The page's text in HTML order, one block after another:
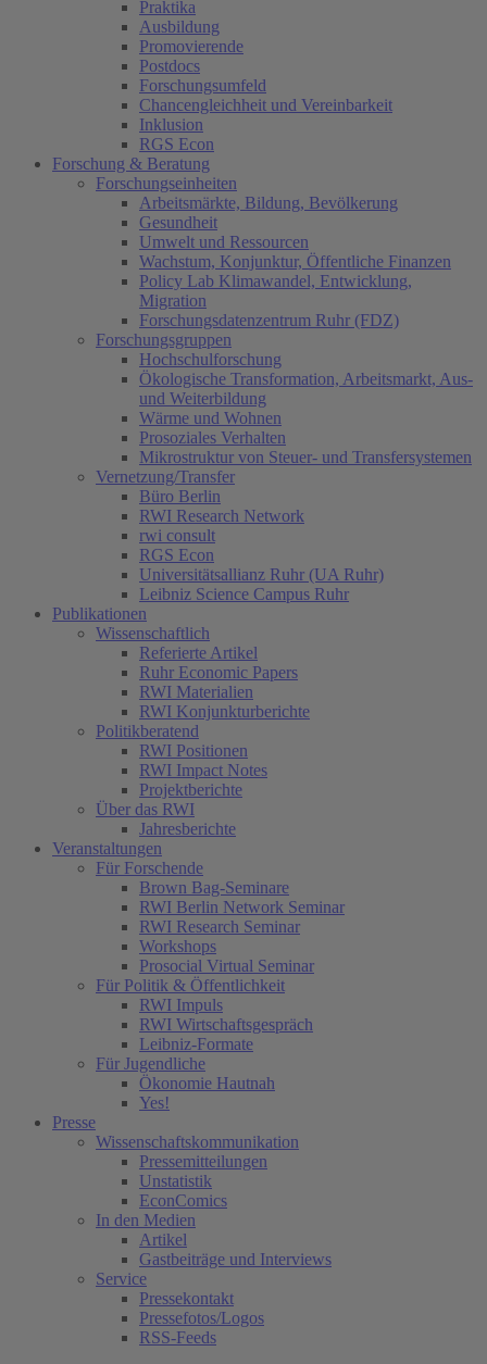
Praktika
Ausbildung
Promovierende
Postdocs
Forschungsumfeld
Chancengleichheit und Vereinbarkeit
Inklusion
RGS Econ
Forschung & Beratung
Forschungseinheiten
Arbeitsmärkte, Bildung, Bevölkerung
Gesundheit
Umwelt und Ressourcen
Wachstum, Konjunktur, Öffentliche Finanzen
Policy Lab Klimawandel, Entwicklung,
Migration
Forschungsdatenzentrum Ruhr (FDZ)
Forschungsgruppen
Hochschulforschung
Ökologische Transformation, Arbeitsmarkt, Aus-
und Weiterbildung
Wärme und Wohnen
Prosoziales Verhalten
Mikrostruktur von Steuer- und Transfersystemen
Vernetzung/Transfer
Büro Berlin
RWI Research Network
rwi consult
RGS Econ
Universitätsallianz Ruhr (UA Ruhr)
Leibniz Science Campus Ruhr
Publikationen
Wissenschaftlich
Referierte Artikel
Ruhr Economic Papers
RWI Materialien
RWI Konjunkturberichte
Politikberatend
RWI Positionen
RWI Impact Notes
Projektberichte
Über das RWI
Jahresberichte
Veranstaltungen
Für Forschende
Brown Bag-Seminare
RWI Berlin Network Seminar
RWI Research Seminar
Workshops
Prosocial Virtual Seminar
Für Politik & Öffentlichkeit
RWI Impuls
RWI Wirtschaftsgespräch
Leibniz-Formate
Für Jugendliche
Ökonomie Hautnah
Yes!
Presse
Wissenschaftskommunikation
Pressemitteilungen
Unstatistik
EconComics
In den Medien
Artikel
Gastbeiträge und Interviews
Service
Pressekontakt
Pressefotos/Logos
RSS-Feeds